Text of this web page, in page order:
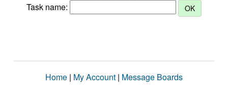
Task name:
Home | My Account | Message Boards